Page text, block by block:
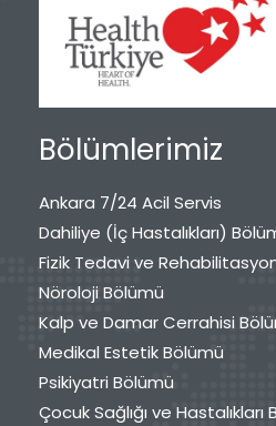
Bölümlerimiz
Ankara 7/24 Acil Servis
Dahiliye (İç Hastalıkları)
Fizik Tedavi ve
Nöroloji Bölümü
Kalp ve Damar Cerrahisi
Medikal Estetik Bölümü
Psikiyatri Bölümü
Çocuk Sağlığı ve Hastalıkları